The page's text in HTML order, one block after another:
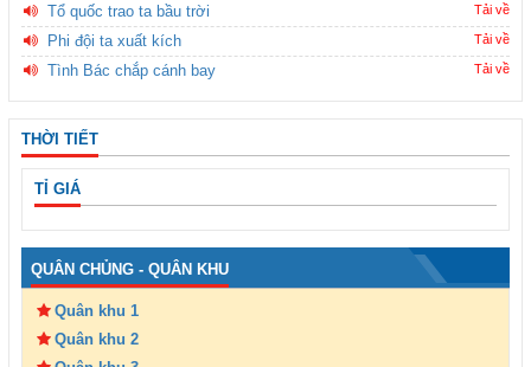
Tổ quốc trao ta bầu trời Tải về
Phi đội ta xuất kích Tải về
Tình Bác chắp cánh bay Tải về
THỜI TIẾT
TỈ GIÁ
QUÂN CHỦNG - QUÂN KHU
Quân khu 1
Quân khu 2